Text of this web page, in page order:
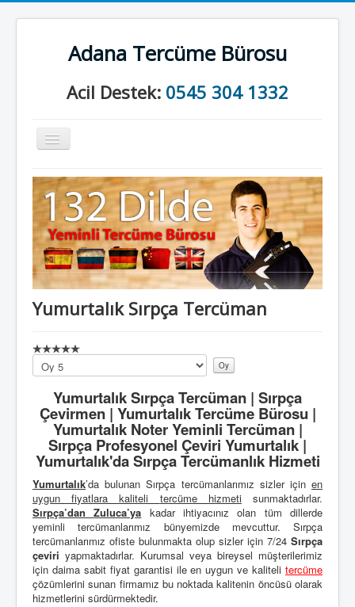
Adana Tercüme Bürosu
Acil Destek: 0545 304 1332
Gezinme
geçişini
Anasayfa
Kurumsal
Neler Yapıyoruz?
İletişim
Yumurtalık Sırpça Tercüman
Lütfen
oylayın
Yumurtalık Sırpça Tercüman | Sırpça
Çevirmen | Yumurtalık Tercüme Bürosu |
Yumurtalık Noter Yeminli Tercüman |
Sırpça Profesyonel Çeviri Yumurtalık |
Yumurtalık'da Sırpça Tercümanlık Hizmeti
Yumurtalık’da bulunan Sırpça tercümanlarımız sizler için en
uygun fiyatlara kaliteli tercüme hizmetisunmaktadırlar.
Sırpça’dan Zuluca’ya kadar ihtiyacınız olan tüm dillerde
yeminli tercümanlarımız bünyemizde mevcuttur. Sırpça
tercümanlarımız ofiste bulunmakta olup sizler için 7/24 Sırpça
çeviri yapmaktadırlar. Kurumsal veya bireysel müşterilerimiz
için daima sabit fiyat garantisi ile en uygun ve kaliteli tercüme
çözümlerini sunan firmamız bu noktada kalitenin öncüsü olarak
hizmetlerini sürdürmektedir.